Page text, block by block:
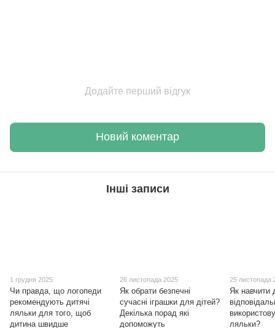
Додайте перший відгук
Новий коментар
Інші записи
1 грудня 2025
Чи правда, що логопеди
рекомендують дитячі
ляльки для того, щоб
дитина швидше
26 листопада 2025
Як обрати безпечні
сучасні іграшки для дітей?
Декілька порад які
допоможуть
25 листопада
Як навчити
ляльки?